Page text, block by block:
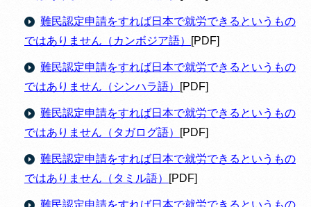
難民認定申請をすれば日本で就労できるというもの
ではありません（カンボジア語）
[PDF]
難民認定申請をすれば日本で就労できるというもの
ではありません（シンハラ語）
[PDF]
難民認定申請をすれば日本で就労できるというもの
ではありません（タガログ語）
[PDF]
難民認定申請をすれば日本で就労できるというもの
ではありません（タミル語）
[PDF]
難民認定申請をすれば日本で就労できるというもの